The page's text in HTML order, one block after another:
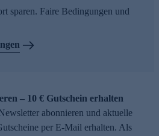
sparen. Faire Bedingungen und
– 10 € Gutschein erhalten
abonnieren und aktuelle
per E-Mail erhalten. Als